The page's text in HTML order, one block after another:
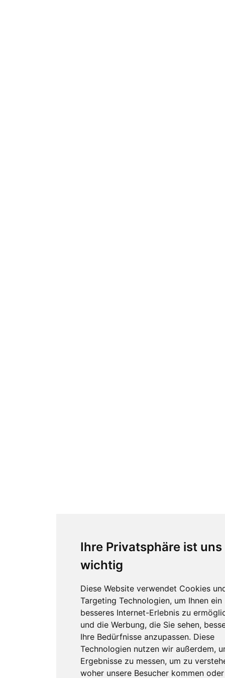
Ihre Privatsphäre ist uns
wichtig
Diese Website verwendet Cookies
Targeting Technologien, um Ihnen ein
besseres Internet-Erlebnis zu
und die Werbung, die Sie sehen,
Ihre Bedürfnisse anzupassen. Diese
Technologien nutzen wir außerdem,
Ergebnisse zu messen, um zu
woher unsere Besucher kommen